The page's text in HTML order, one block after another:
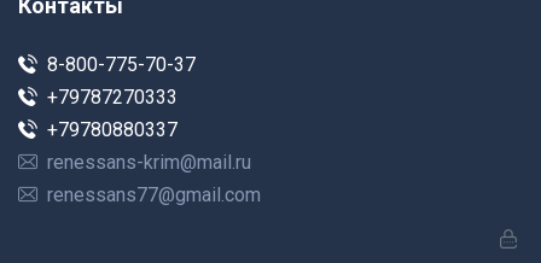
Контакты
8-800-775-70-37
+79787270333
+79780880337
renessans-krim@mail.ru
renessans77@gmail.com